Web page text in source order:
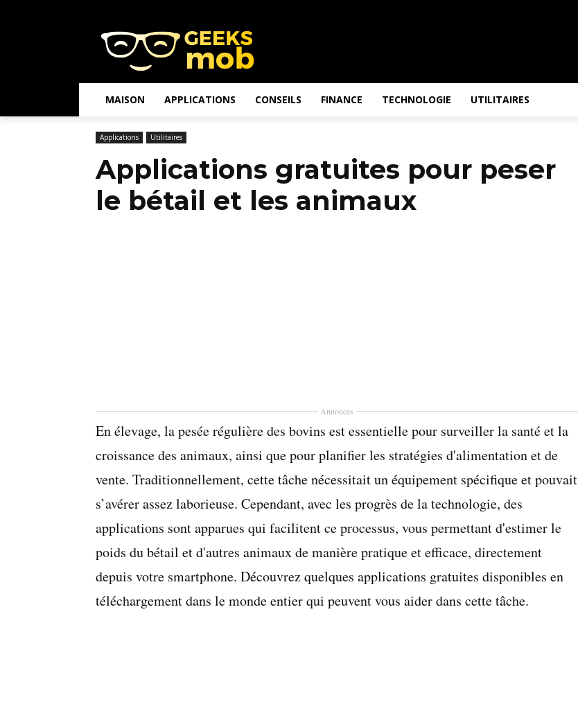
MAISON APPLICATIONS CONSEILS FINANCE TECHNOLOGIE UTILITAIRES
Applications Utilitaires
Applications gratuites pour peser
le bétail et les animaux
Annonces
En élevage, la pesée régulière des bovins est essentielle pour surveiller la santé et la
croissance des animaux, ainsi que pour planifier les stratégies d'alimentation et de
vente. Traditionnellement, cette tâche nécessitait un équipement spécifique et pouvait
s’avérer assez laborieuse. Cependant, avec les progrès de la technologie, des
applications sont apparues qui facilitent ce processus, vous permettant d'estimer le
poids du bétail et d'autres animaux de manière pratique et efficace, directement
depuis votre smartphone. Découvrez quelques applications gratuites disponibles en
téléchargement dans le monde entier qui peuvent vous aider dans cette tâche.